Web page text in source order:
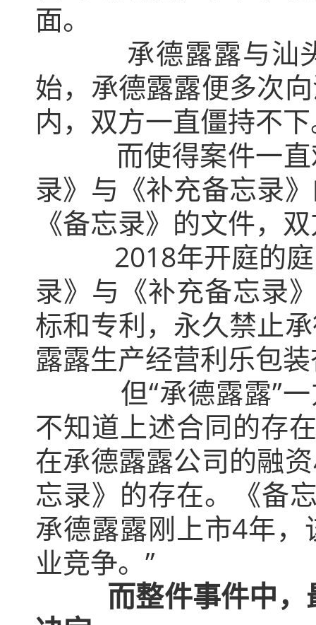
面。
承德露露与汕头
始，承德露露便多次
内，双方一直僵持不
而使得案件一直
录》与《补充备忘录
《备忘录》的文件，
2018年开庭的庭审
录》与《补充备忘录
标和专利，永久禁止
露露生产经营利乐包
但“承德露露”一方
不知道上述合同的存
在承德露露公司的融
忘录》的存在。《备
承德露露刚上市4年
业竞争。”
而整件事件中，最